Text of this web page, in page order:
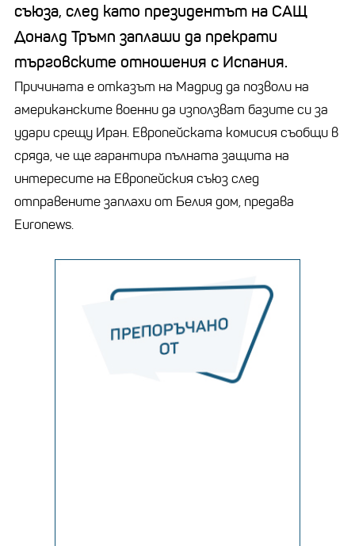
съюза, след като президентът на САЩ
Доналд Тръмп заплаши да прекрати
търговските отношения с Испания.
Причината е отказът на Мадрид да позволи на
американските военни да използват базите си за
удари срещу Иран. Европейската комисия съобщи в
сряда, че ще гарантира пълната защита на
интересите на Европейския съюз след
отправените заплахи от Белия дом, предава
Euronews.